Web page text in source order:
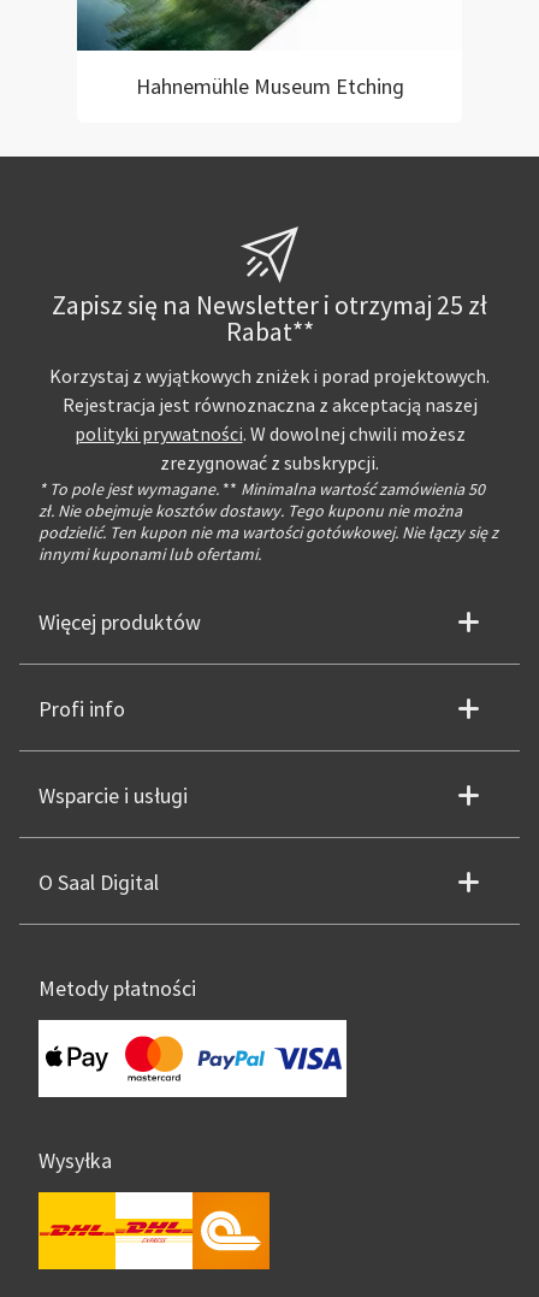
Hahnemühle Museum Etching
Zapisz się na Newsletter i otrzymaj 25 zł
Rabat**
Korzystaj z wyjątkowych zniżek i porad projektowych.
Rejestracja jest równoznaczna z akceptacją naszej
polityki prywatności. W dowolnej chwili możesz
zrezygnować z subskrypcji.
* To pole jest wymagane. ** Minimalna wartość zamówienia 50
zł. Nie obejmuje kosztów dostawy. Tego kuponu nie można
podzielić. Ten kupon nie ma wartości gotówkowej. Nie łączy się z
innymi kuponami lub ofertami.
Więcej produktów
Profi info
Wsparcie i usługi
O Saal Digital
Metody płatności
Wysyłka